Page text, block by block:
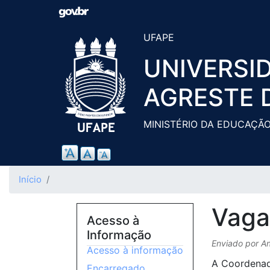
UFAPE
AGRESTE
MINISTÉRIO DA
Início
Enviado por
A
Acesso à
Informação
Acesso à informação